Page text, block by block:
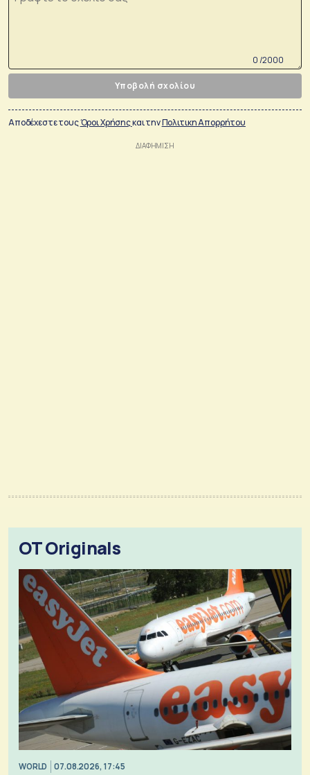
0 /2000
Υποβολή σχολίου
Αποδέχεστε τουςΌροι Χρήσηςκαι τηνΠολιτικη Απορρήτου
OT Originals
WORLD 07.08.2026, 17:45